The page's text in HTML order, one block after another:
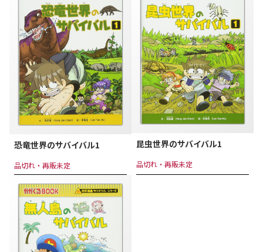
恐竜世界のサバイバル1
品切れ・再販未定
昆虫世界のサバイバル1
品切れ・再販未定